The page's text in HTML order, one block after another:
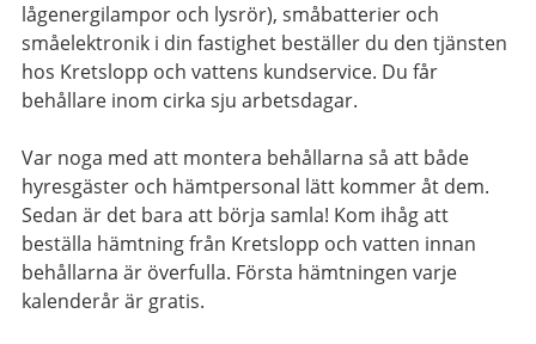
lågenergilampor och lysrör), småbatterier och
småelektronik i din fastighet beställer du den tjänsten
hos Kretslopp och vattens kundservice. Du får
behållare inom cirka sju arbetsdagar.
Var noga med att montera behållarna så att både
hyresgäster och hämtpersonal lätt kommer åt dem.
Sedan är det bara att börja samla! Kom ihåg att
beställa hämtning från Kretslopp och vatten innan
behållarna är överfulla. Första hämtningen varje
kalenderår är gratis.